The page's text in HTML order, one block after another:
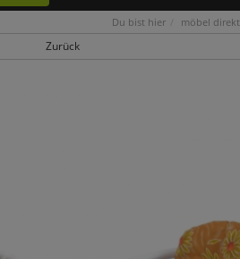
Du bist hier möbel
Zurück